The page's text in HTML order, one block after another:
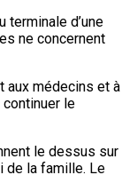
terminale d’une
ne concernent
aux médecins et à
le
le dessus sur
de la famille. Le